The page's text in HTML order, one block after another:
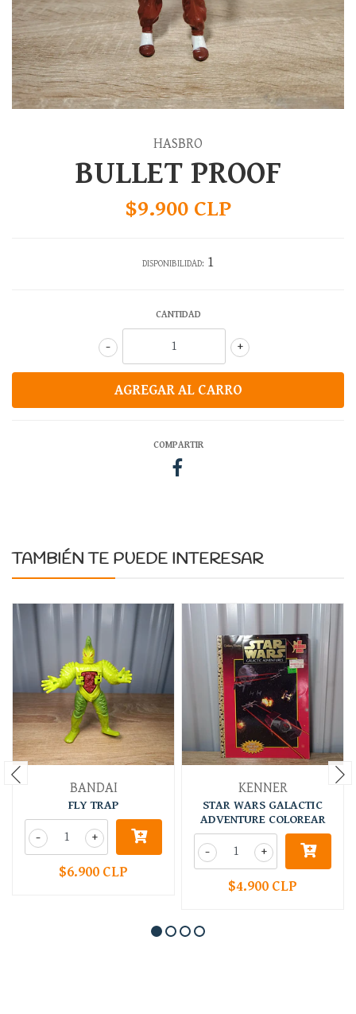
HASBRO
BULLET PROOF
$9.900 CLP
DISPONIBILIDAD: 1
CANTIDAD
+
-
COMPARTIR
TAMBIÉN TE PUEDE INTERESAR
BANDAI
FLY TRAP
+
-
$6.900 CLP
KENNER
STAR WARS GALACTIC
ADVENTURE COLOREAR
+
-
$4.900 CLP